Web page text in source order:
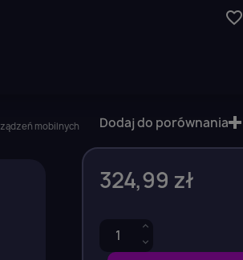
favorite_border
mobilnych
324,99 zł
Dodaj do porównania